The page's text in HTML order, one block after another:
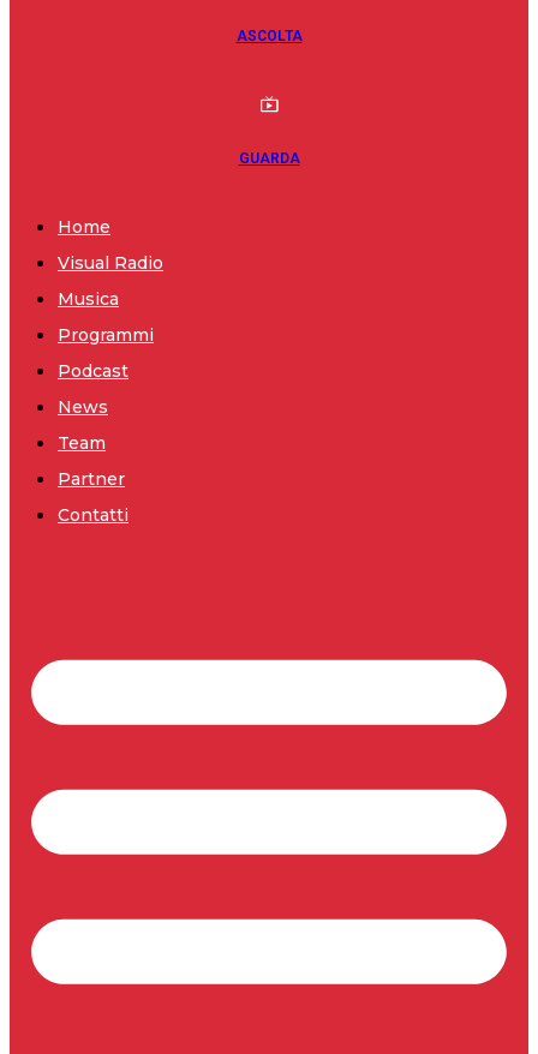
ASCOLTA
GUARDA
Home
Visual Radio
Musica
Programmi
Podcast
News
Team
Partner
Contatti